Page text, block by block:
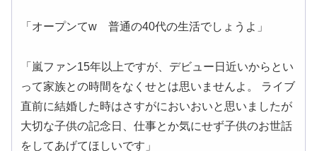
「オープンてw 普通の40代の生活でしょうよ」
「嵐ファン15年以上ですが、デビュー日近いからとい
って家族との時間をなくせとは思いませんよ。 ライブ
直前に結婚した時はさすがにおいおいと思いましたが
大切な子供の記念日、仕事とか気にせず子供のお世話
をしてあげてほしいです」